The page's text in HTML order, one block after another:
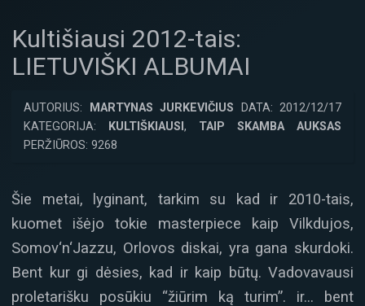
Kultišiausi 2012-tais:
LIETUVIŠKI ALBUMAI
AUTORIUS: MARTYNAS JURKEVIČIUS DATA: 2012/12/17
KATEGORIJA:
KULTIŠKIAUSI , TAIP SKAMBA AUKSAS
PERŽIŪROS: 9268
Šie metai, lyginant, tarkim su kad ir 2010-tais,
kuomet išėjo tokie masterpiece kaip Vilkdujos,
Somov‘n‘Jazzu, Orlovos diskai, yra gana skurdoki.
Bent kur gi dėsies, kad ir kaip būtų. Vadovavausi
proletarišku posūkiu “žiūrim ką turim”. ir… bent